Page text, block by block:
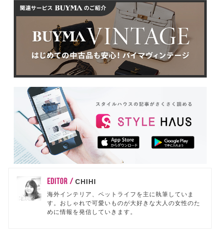
EDITOR /CHIHI
海外インテリア、ペットライフを主に執筆していま
す。おしゃれで可愛いものが大好きな大人の女性のた
めに情報を発信していきます。